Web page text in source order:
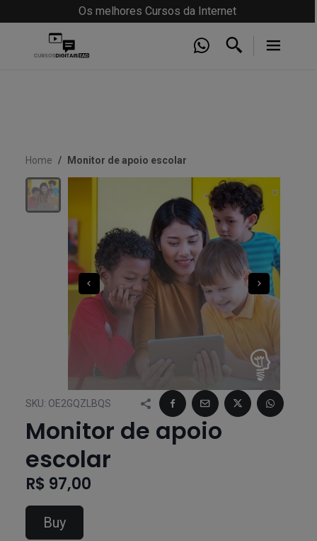
Os melhores Cursos da Internet
Home Monitor de apoio escolar
SKU: OE2GQZLBQS
Monitor de apoio
escolar
R$ 97,00
Buy